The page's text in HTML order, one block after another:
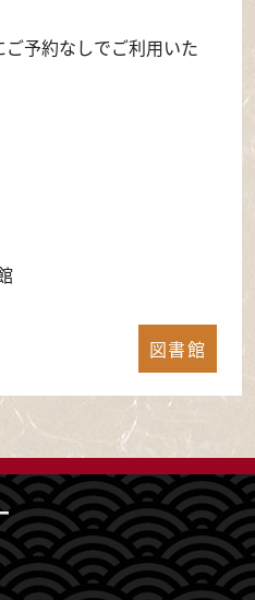
予約なしでご利用いた
図書館